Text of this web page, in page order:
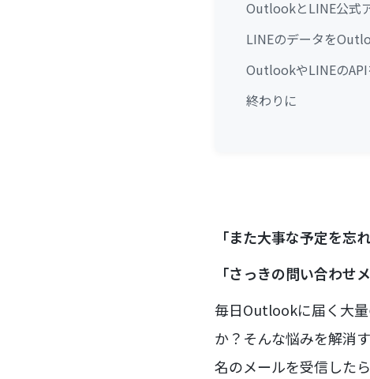
OutlookとLINE公式
LINEのデータを
OutlookやLINEの
終わりに
「また大事な予定を忘
「さっきの問い合わせ
毎日Outlookに届く大
か？そんな悩みを解消
名のメールを受信した